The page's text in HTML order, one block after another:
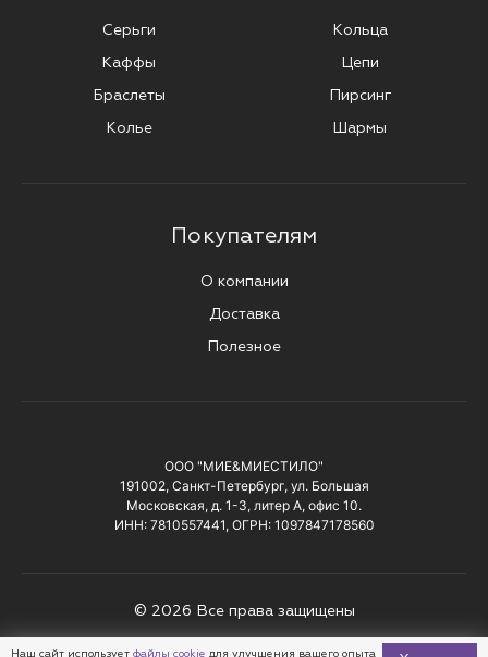
Серьги
Каффы
Браслеты
Колье
Кольца
Цепи
Пирсинг
Шармы
Покупателям
О компании
Доставка
Полезное
ООО "МИЕ&МИЕСТИЛО"
191002, Санкт-Петербург, ул. Большая
Московская, д. 1-3, литер А, офис 10.
ИНН: 7810557441, ОГРН: 1097847178560
© 2026 Все права защищены
Политика конфиденциальности
Наш сайт использует файлы cookie для улучшения вашего опыта